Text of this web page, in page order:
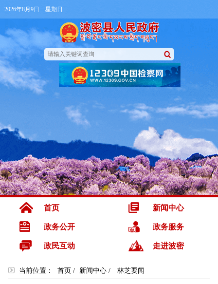
2026年8月9日 星期日
首页 新闻中心
政务公开 政务服务
政民互动 走进波密
当前位置： 首页 / 新闻中心 / 林芝要闻